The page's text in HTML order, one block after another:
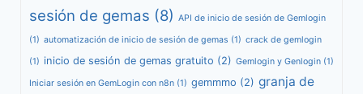
sesión de gemas (8) API de inicio de sesión de Gemlogin
(1) automatización de inicio de sesión de gemas (1) crack de gemlogin
(1) inicio de sesión de gemas gratuito (2) Gemlogin y Genlogin (1)
Iniciar sesión en GemLogin con n8n (1) gemmmo (2) granja de